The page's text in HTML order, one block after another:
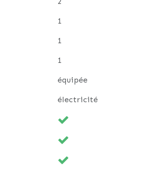
1
1
1
équipée
électricité